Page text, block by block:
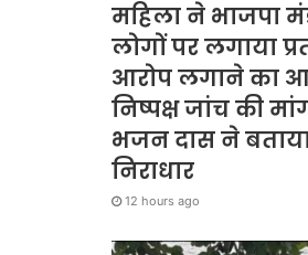
महिला ने भाजपा
लोगों पर लगाया
आरोप लगाने का
निष्पक्ष जांच की
भजन दास ने
निराधार
12 hours ago